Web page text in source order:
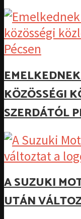
KÖZÖSSÉGI
SZERDÁTÓL
A SUZUKI
UTÁN